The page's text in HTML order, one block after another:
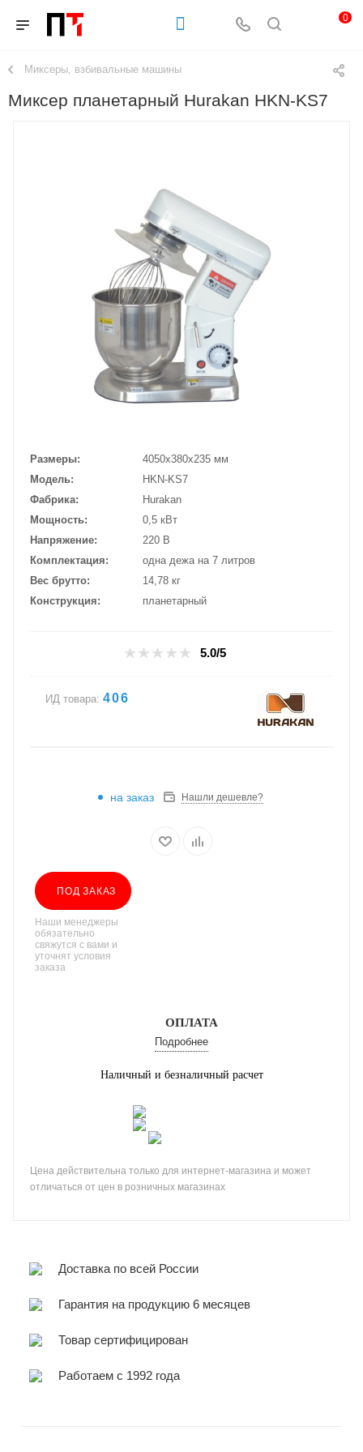
0
Миксеры, взбивальные машины
Миксер планетарный Hurakan HKN-KS7
Размеры
4050х380х235 мм
Модель
HKN-KS7
Фабрика
Hurakan
Мощность
0,5 кВт
Напряжение
220 В
Комплектация
одна дежа на 7 литров
Вес брутто
14,78 кг
Конструкция
планетарный
5.0/5
ИД товара: 406
на заказ Нашли дешевле?
ПОД ЗАКАЗ
Наши менеджеры
обязательно
свяжутся с вами и
уточнят условия
заказа
ОПЛАТА
Подробнее
Наличный и безналичный расчет
Цена действительна только для интернет-магазина и может
отличаться от цен в розничных магазинах
Доставка по всей России
Гарантия на продукцию 6 месяцев
Товар сертифицирован
Работаем с 1992 года